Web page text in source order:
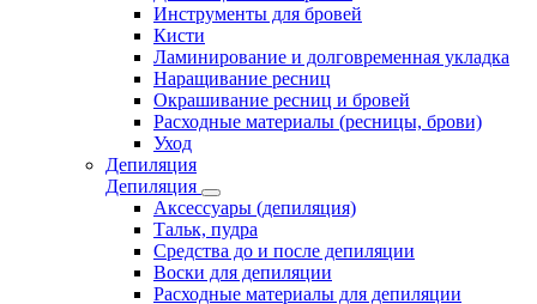
Инструменты для бровей
Кисти
Ламинирование и долговременная укладка
Наращивание ресниц
Окрашивание ресниц и бровей
Расходные материалы (ресницы, брови)
Уход
Депиляция
Депиляция
Аксессуары (депиляция)
Тальк, пудра
Средства до и после депиляции
Воски для депиляции
Расходные материалы для депиляции